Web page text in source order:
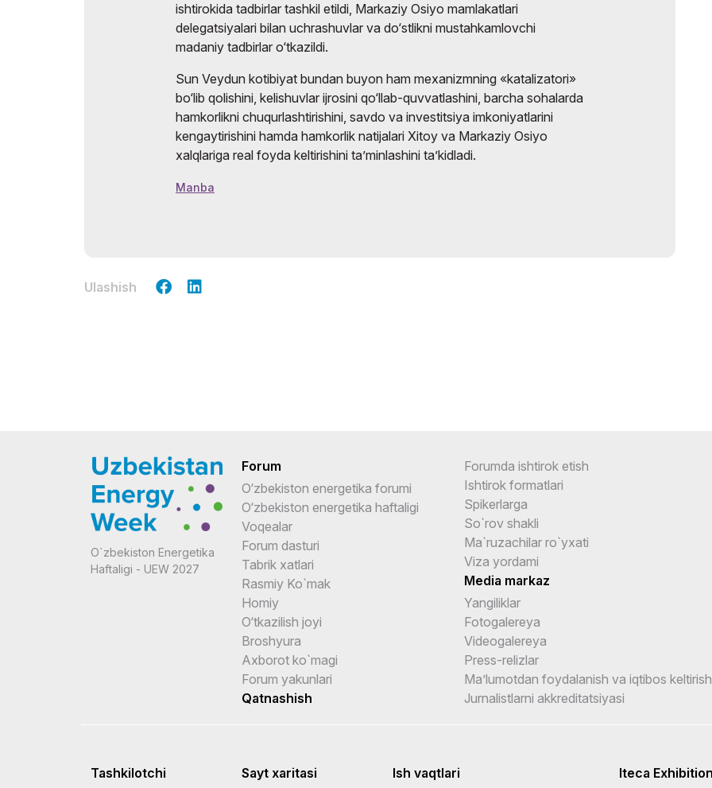
ishtirokida tadbirlar tashkil etildi, Markaziy Osiyo mamlakatlari
delegatsiyalari bilan uchrashuvlar va do‘stlikni mustahkamlovchi
madaniy tadbirlar o‘tkazildi.
Sun Veydun kotibiyat bundan buyon ham mexanizmning «katalizatori»
bo‘lib qolishini, kelishuvlar ijrosini qo‘llab-quvvatlashini, barcha sohalarda
hamkorlikni chuqurlashtirishini, savdo va investitsiya imkoniyatlarini
kengaytirishini hamda hamkorlik natijalari Xitoy va Markaziy Osiyo
xalqlariga real foyda keltirishini ta’minlashini ta’kidladi.
Manba
Ulashish
O`zbekiston Energetika
Haftaligi - UEW 2027
Forum
O‘zbekiston energetika forumi
O‘zbekiston energetika haftaligi
Voqealar
Forum dasturi
Tabrik xatlari
Rasmiy Ko`mak
Homiy
O‘tkazilish joyi
Broshyura
Axborot ko`magi
Forum yakunlari
Qatnashish
Forumda ishtirok etish
Ishtirok formatlari
Spikerlarga
So`rov shakli
Ma`ruzachilar ro`yxati
Viza yordami
Media markaz
Yangiliklar
Fotogalereya
Videogalereya
Press-relizlar
Ma’lumotdan foydalanish va iqtibos
Jurnalistlarni akkreditatsiyasi
Tashkilotchi Sayt xaritasi Ish vaqtlari Iteca